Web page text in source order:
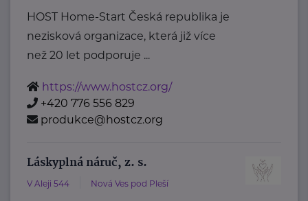
HOST Home-Start Česká republika je
nezisková organizace, která již více
než 20 let podporuje ...
https://www.hostcz.org/
+420 776 556 829
produkce@hostcz.org
Láskyplná náruč, z. s.
V Aleji 544 Nová Ves pod Pleší